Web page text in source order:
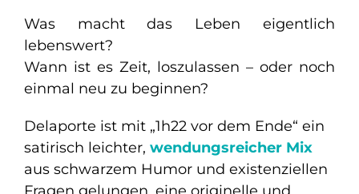
Was macht das Leben eigentlich
lebenswert?
Wann ist es Zeit, loszulassen – oder noch
einmal neu zu beginnen?
Delaporte ist mit „1h22 vor dem Ende“ ein
satirisch leichter, wendungsreicher Mix
aus schwarzem Humor und existenziellen